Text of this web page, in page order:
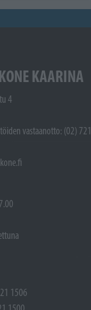
KAARINA
4
vastaanotto: (02) 721
1506